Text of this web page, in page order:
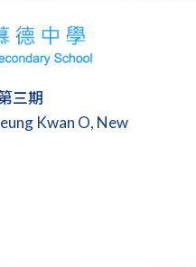
三期
Kwan O, New